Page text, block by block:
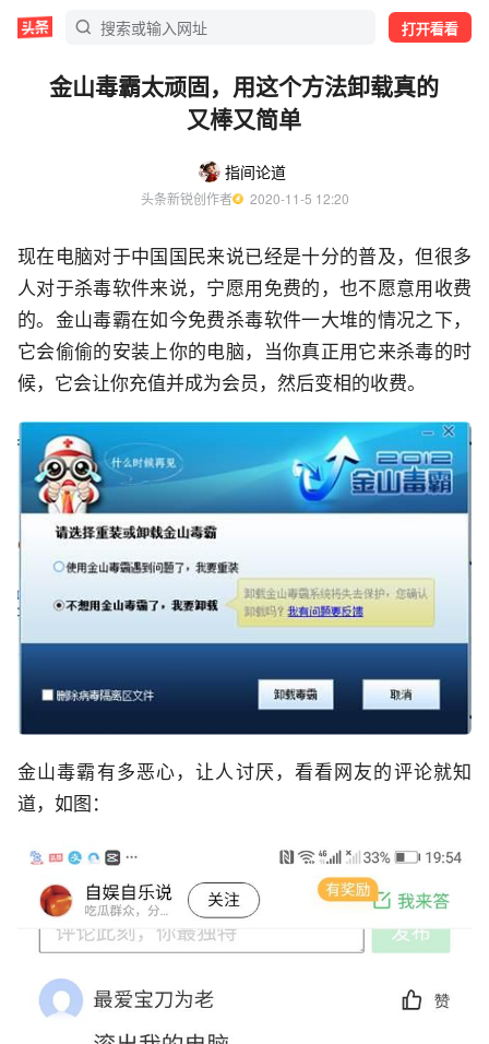
打开看看
金山毒霸太顽固，用这个方法卸载真的
又棒又简单
指间论道
头条新锐创作者
  2020-11-5 12:20
现在电脑对于中国国民来说已经是十分的普及，但很多
人对于杀毒软件来说，宁愿用免费的，也不愿意用收费
的。金山毒霸在如今免费杀毒软件一大堆的情况之下，
它会偷偷的安装上你的电脑，当你真正用它来杀毒的时
候，它会让你充值并成为会员，然后变相的收费。
金山毒霸有多恶心，让人讨厌，看看网友的评论就知
道，如图：